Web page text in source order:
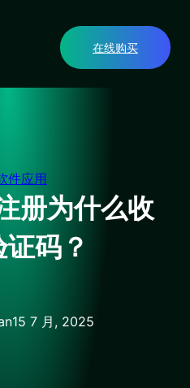
在线购买
件应用
册为什么收
码？
15 7 月, 2025